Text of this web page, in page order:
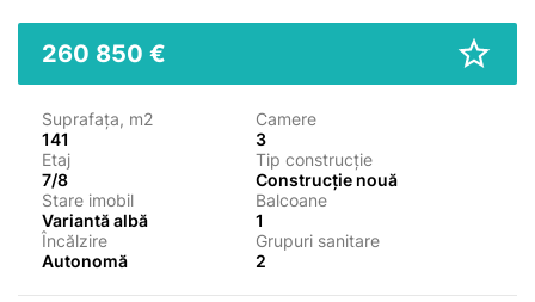
260 850 €
Suprafața, m2
141
Camere
3
Etaj
7/8
Tip construcție
Construcție nouă
Stare imobil
Variantă albă
Balcoane
1
Încălzire
Autonomă
Grupuri sanitare
2